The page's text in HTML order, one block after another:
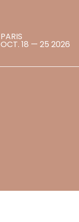
PARIS
OCT. 18 — 25 2026